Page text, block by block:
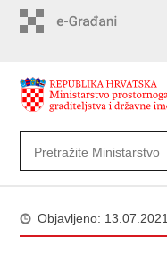
Objavljeno: 13.07.2021.